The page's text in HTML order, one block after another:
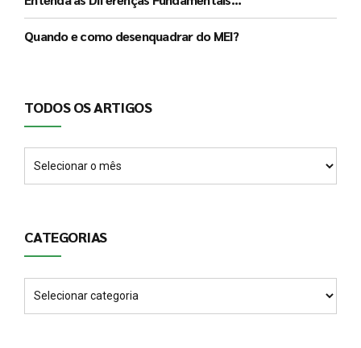
a Significância de Cada Procedimento
Quando e como desenquadrar do MEI?
TODOS OS ARTIGOS
CATEGORIAS